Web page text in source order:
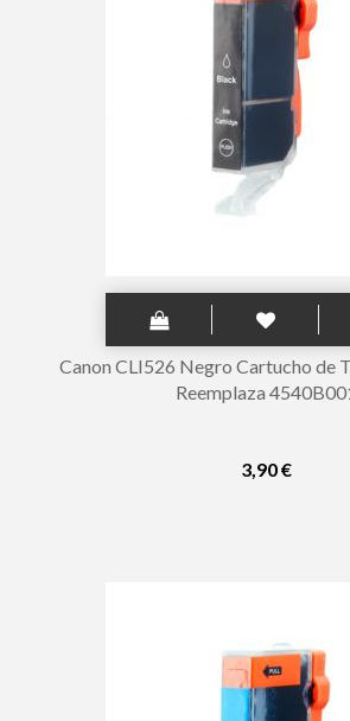
Canon CLI526 Negro Cartucho de
Reemplaza
3,90 €